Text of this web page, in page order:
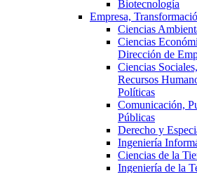
Biotecnología
Empresa,
Ciencias
Ciencias
Dirección de
Ciencias
Recursos
Políticas
Comunicación,
Públicas
Derecho y
Ingeniería
Ciencias de la
Ingeniería de la